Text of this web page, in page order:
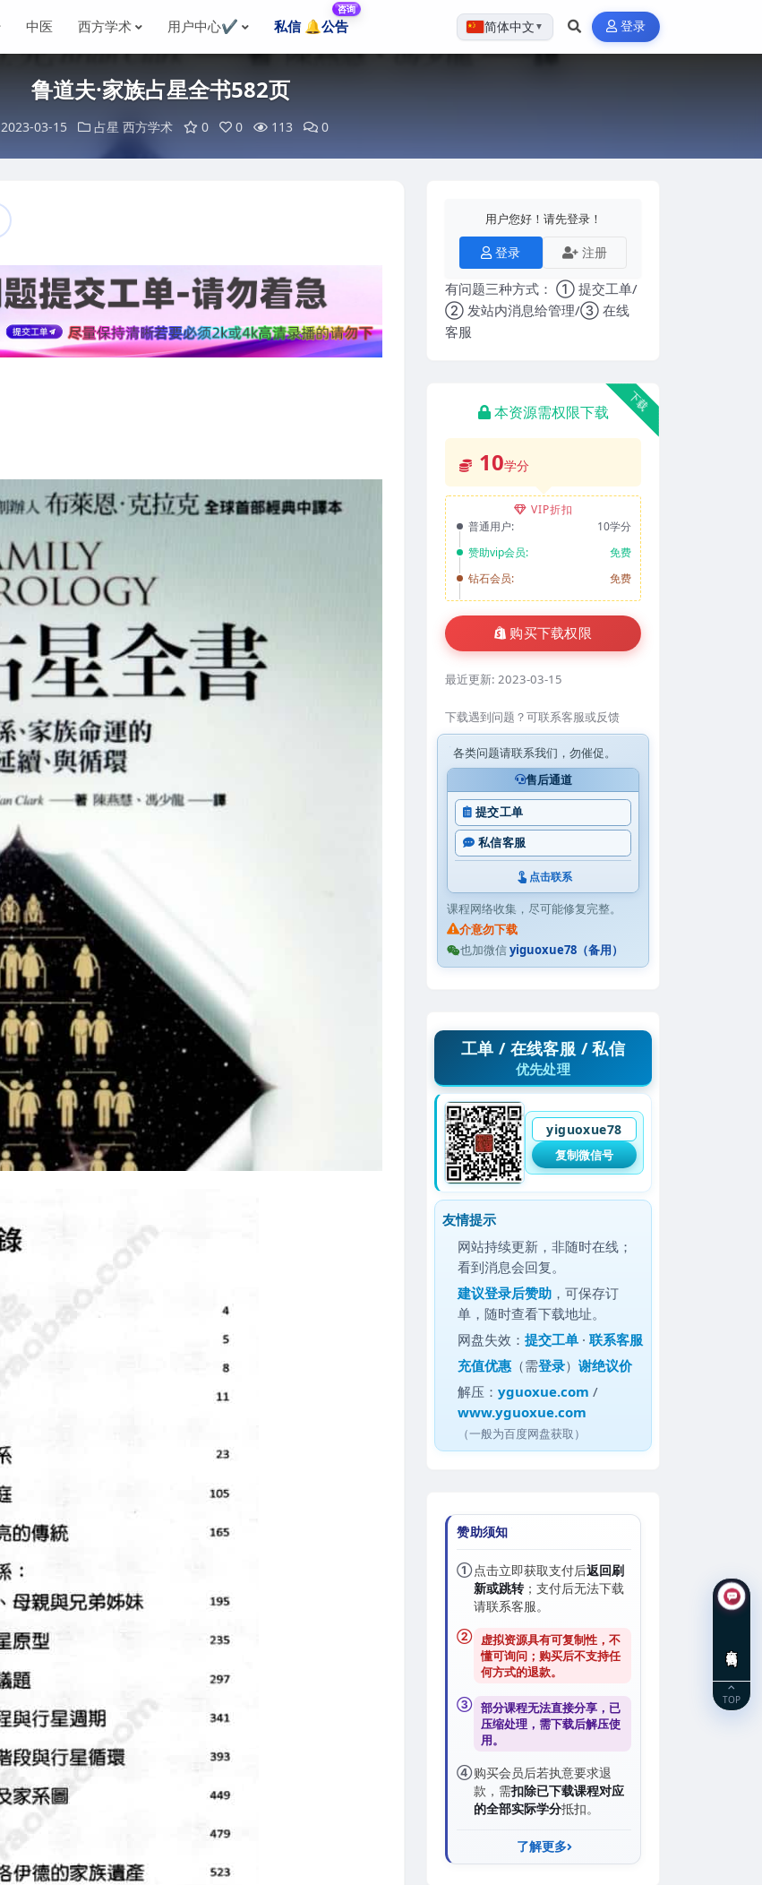
中医 西方学术 用户中心✔️ 私信 🔔公告
咨询
简体中文 ▼ 登录
鲁道夫·家族占星全书582页
2023-03-15 占星 西方学术 0 0 113 0
用户您好！请先登录！
登录 注册
有问题三种方式： ① 提交工单/
② 发站内消息给管理/③ 在线
客服
下载
本资源需权限下载
10学分
VIP折扣
普通用户:
10学分
赞助vip会员:
免费
钻石会员:
免费
购买下载权限
最近更新: 2023-03-15
下载遇到问题？可联系客服或反馈
各类问题请联系我们，勿催促。
售后通道
提交工单
私信客服
点击联系
课程网络收集，尽可能修复完整。
介意勿下载
也加微信yiguoxue78（备用）
工单 / 在线客服 / 私信
优先处理
yiguoxue78
复制微信号
友情提示
网站持续更新，非随时在线；
看到消息会回复。
建议登录后赞助 ，可保存订
单，随时查看下载地址。
网盘失效：提交工单 ·联系客服
充值优惠 （需登录）谢绝议价
解压：yguoxue.com /
www.yguoxue.com
（一般为百度网盘获取）
赞助须知
①点击立即获取支付后返回刷
新或跳转；支付后无法下载
请联系客服。
②
虚拟资源具有可复制性，不
懂可询问；购买后不支持任
何方式的退款。
③ 部分课程无法直接分享，已
压缩处理，需下载后解压使
用。
④购买会员后若执意要求退
款，需扣除已下载课程对应
的全部实际学分抵扣。
了解更多
TOP